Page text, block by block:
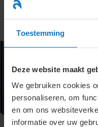
Toestemming
Deze website maakt
We gebruiken cookies
personaliseren, om
en om ons
informatie over uw
naar
inhoud